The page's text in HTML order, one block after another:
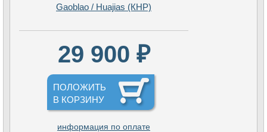
Gaoblao / Huajias (КНР)
29 900 ₽
ПОЛОЖИТЬ
В КОРЗИНУ
информация по оплате